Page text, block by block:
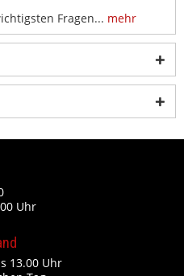
Fragen... mehr
Uhr
13.00 Uhr